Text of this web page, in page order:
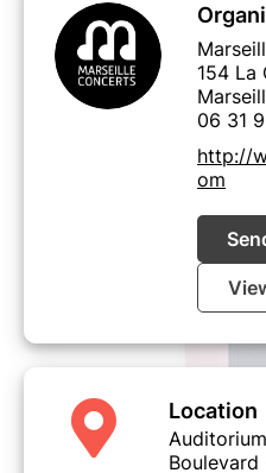
154 La
06 31
http://
om
Location
Boulevard